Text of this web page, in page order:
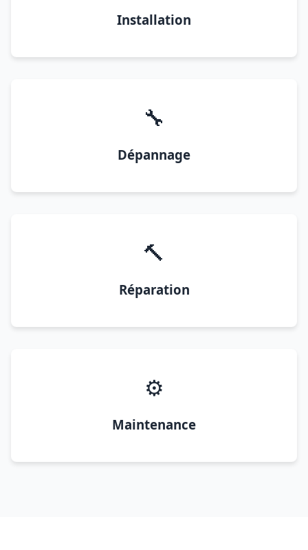
Installation
🔧
Dépannage
🔨
Réparation
⚙️
Maintenance